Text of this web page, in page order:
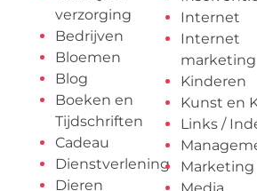
verzorging
Bedrijven
Bloemen
Blog
Boeken en
Tijdschriften
Cadeau
Dienstverlening
Dieren
Internet
Internet
marketing
Kinderen
Kunst en
Links /
Marketing